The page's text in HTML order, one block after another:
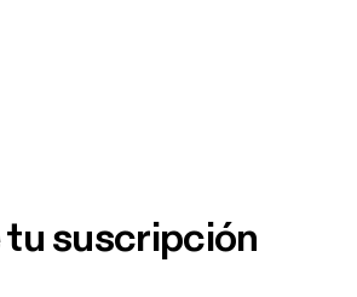
tu suscripción